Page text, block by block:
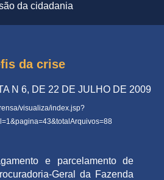
da cidadania
da crise
N 6, DE 22 DE JULHO DE 2009
visualiza/index.jsp?
e parcelamento de
Geral da Fazenda